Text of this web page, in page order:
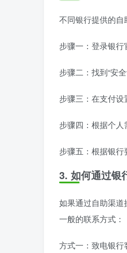
不同银行提供的自
步骤一：登录银行
步骤二：找到“安
步骤三：在支付设
步骤四：根据个人
步骤五：根据银行
3. 如何通过银
如果通过自助渠
一般的联系方式：
方式一：致电银行